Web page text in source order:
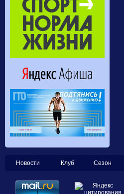
Новости Клуб Сезон